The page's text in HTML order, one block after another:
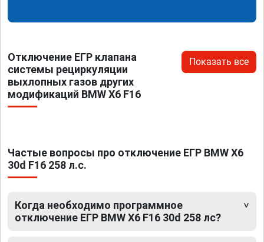
Отключение ЕГР клапана
системы рециркуляции
выхлопных газов других
модификаций BMW X6 F16
Показать все
Частые вопросы про отключение ЕГР BMW X6
30d F16 258 л.с.
Когда необходимо программное
отключение ЕГР BMW X6 F16 30d 258 лс?